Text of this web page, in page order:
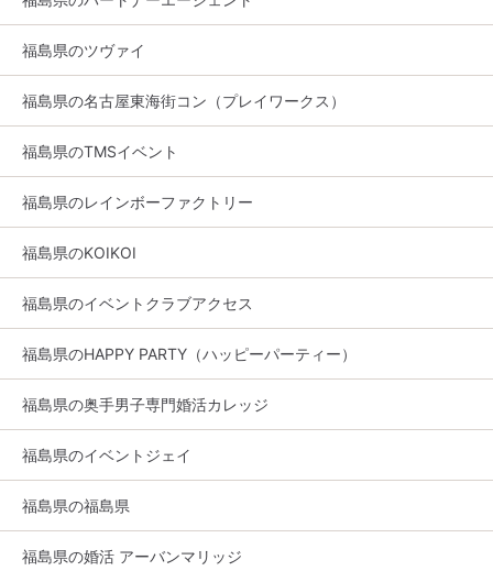
福島県のツヴァイ
福島県の名古屋東海街コン（プレイワークス）
福島県のTMSイベント
福島県のレインボーファクトリー
福島県のKOIKOI
福島県のイベントクラブアクセス
福島県のHAPPY PARTY（ハッピーパーティー）
福島県の奥手男子専門婚活カレッジ
福島県のイベントジェイ
福島県の福島県
福島県の婚活 アーバンマリッジ